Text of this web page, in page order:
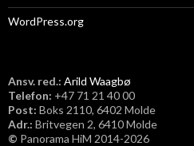
WordPress.org
Ansv. red.: Arild Waagbø
Telefon: ​+47 71 21 40 00
Post: Boks 2110, 6402 Molde
Adr.: Britvegen 2, 6410 Molde
© Panorama HiM 2014-2026